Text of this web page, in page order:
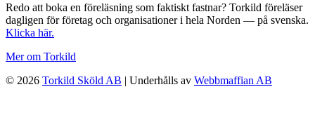
Redo att boka en föreläsning som faktiskt fastnar? Torkild föreläser
dagligen för företag och organisationer i hela Norden — på svenska.
Klicka här.
Mer om Torkild
© 2026 Torkild Sköld AB | Underhålls av Webbmaffian AB